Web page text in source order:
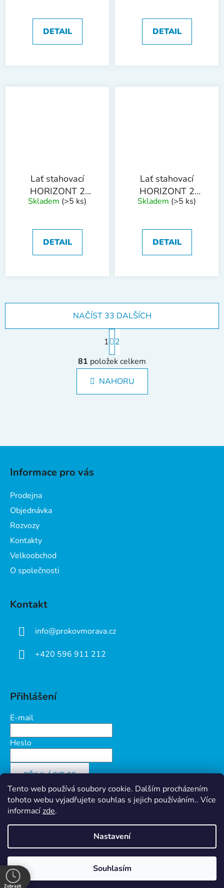
Tento web používá soubory cookie. Dalším procházením
tohoto webu vyjadřujete souhlas s jejich používáním.. Více
informacízde.
Nastavení
Souhlasím
DETAIL DETAIL
Lať stahovací
HORIZONT 2
libely SL2 1m
Skladem (>5 ks)
DETAIL
Lať stahovací
HORIZONT 2
libely SL2 1.5m
Skladem (>5 ks)
DETAIL
O
v
l
á
d
NAČÍST 33 DALŠÍCH
S
t
r
á
n
k
1
2
81 položek celkem
NAHORU
Informace pro vás
Prodejna
Objednávka
Rozvozy
Kontakty
Velkoobchod
O společnosti
Kontakt
info@prokovmorava.cz
+420 596 911 212
Přihlášení
E-mail
Heslo
PŘIHLÁSIT SE
Nová registraceZapomenuté heslo
Vytvořil Shoptet&
Ochrana osobních údajů
Copyright 2026
Prokov Morava s.r.o.
vyhrazena.
Zobrazit